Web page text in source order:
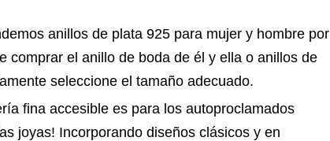
anillos de plata 925 para mujer y hombre por
comprar el anillo de boda de él y ella o anillos de
seleccione el tamaño adecuado.
fina accesible es para los autoproclamados
joyas! Incorporando diseños clásicos y en